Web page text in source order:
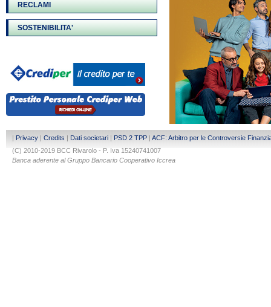
RECLAMI
SOSTENIBILITA'
Privacy Credits Dati societari PSD 2 TPP
ACF: Arbitro per le Controversie
(C) 2010-2019 BCC Rivarolo - P. Iva 15240741007
Banca aderente al Gruppo Bancario Cooperativo Iccrea